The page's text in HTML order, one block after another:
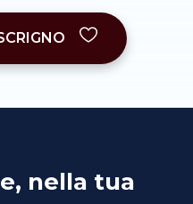
nella tua